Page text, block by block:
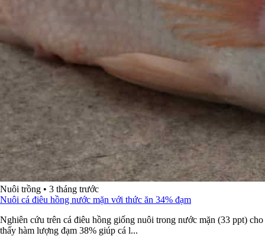
Nuôi trồng • 3 tháng trước
Nuôi cá điêu hồng nước mặn với thức ăn 34% đạm
Nghiên cứu trên cá điêu hồng giống nuôi trong nước mặn (33 ppt) cho
thấy hàm lượng đạm 38% giúp cá l...